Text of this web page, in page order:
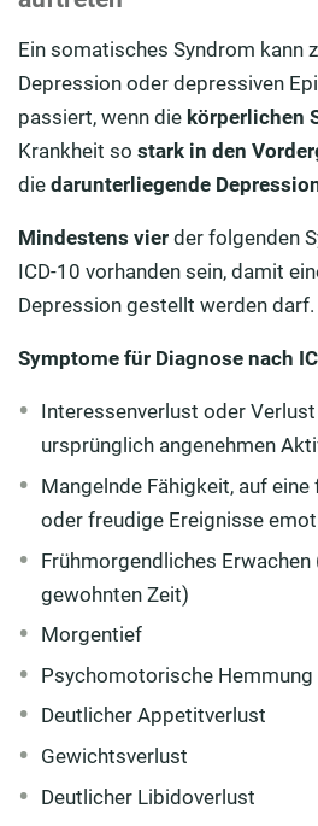
Ein somatisches Syndrom kann
Depression oder depressiven
passiert, wenn die körperlichen
Krankheit so stark in den
die darunterliegende
Mindestens vier der folgenden
ICD-10 vorhanden sein, damit
Depression gestellt werden darf.
Symptome für Diagnose nach
Interessenverlust oder
ursprünglich angenehmen
Mangelnde Fähigkeit, auf
oder freudige Ereignisse
Frühmorgendliches
gewohnten Zeit)
Morgentief
Psychomotorische
Deutlicher Appetitverlust
Gewichtsverlust
Deutlicher Libidoverlust